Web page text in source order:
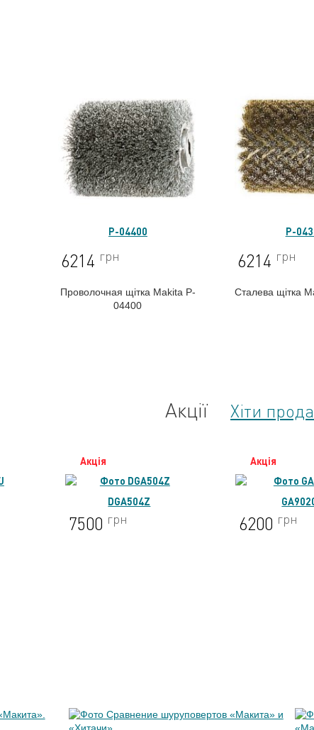
P-04400
6214 грн
Проволочная щітка Makita P-
04400
P-
6214 грн
Сталева щітка
Акції Хіти
Акція
GA9020
6200 грн
Акція
11485грн